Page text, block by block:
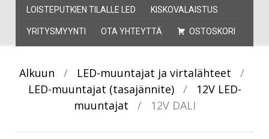
LOISTEPUTKIEN TILALLE LED KISKOVALAISTUS
YRITYSMYYNTI OTA YHTEYTTÄ OSTOSKORI
Alkuun / LED-muuntajat ja virtalähteet
/
LED-muuntajat (tasajännite)
/
12V LED-
muuntajat
/ 12V DALI